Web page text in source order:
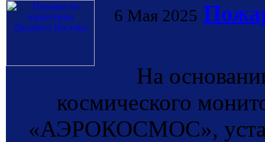
6 Мая 2025
На
космического
«АЭРОКОСМОС»,